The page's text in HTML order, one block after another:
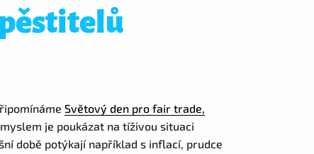
Světový den pro fair trade,
je poukázat na tíživou situaci
době potýkají například s inflací, prudce